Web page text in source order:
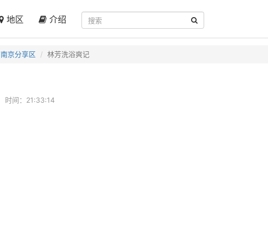
地区 介绍
南京分享区 林芳洗浴爽记
时间：21:33:14